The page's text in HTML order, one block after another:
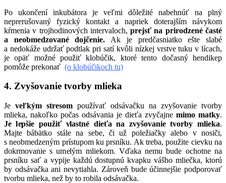
Po ukončení inkubátora je veľmi dôležité nabehnúť na plný
neprerušovaný fyzický kontakt a napriek doterajším návykom
kŕmenia v trojhodinových intervaloch,prejsť na prirodzené časté
a neobmedzované dojčenie. Ak je predčasniatko ešte slabé
a nedokáže udržať podtlak pri satí kvôli nízkej vrstve tuku v lícach,
je opäť možné použiť klobúčik, ktoré tento dočasný hendikep
pomôže prekonať (o klobúčikoch tu)
4. Zvyšovanie tvorby mlieka
Je veľkým stresom používať odsávačku na zvyšovanie tvorby
mlieka, nakoľko počas odsávania je dieťa zvyčajne mimo matky.
Je lepšie použiť vlastné dieťa na zvyšovanie tvorby mlieka.
Majte bábätko stále na sebe, či už poležiačky alebo v nosiči,
s neobmedzeným prístupom ku prsníku. Ak treba, použite cievku na
dokrmovanie s umelým mliekom. Vďaka nemu bude ochotne na
prsníku sať a vypije každú dostupnú kvapku vášho mliečka, ktorú
by odsávačka ani nevytiahla. Zároveň bude účinnejšie podporovať
tvorbu mlieka, než by to robila odsávačka.